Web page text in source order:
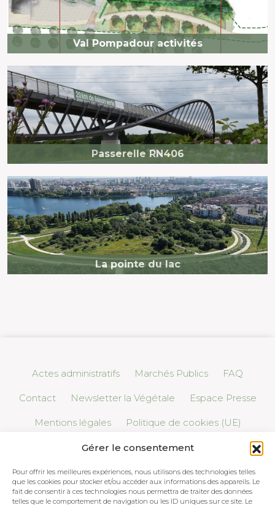
Gérer le consentement
Pour offrir les meilleures expériences, nous utilisons des technologies telles
que les cookies pour stocker et/ou accéder aux informations des appareils. Le
fait de consentir à ces technologies nous permettra de traiter des données
telles que le comportement de navigation ou les ID uniques sur ce site. Le
Val Pompadour activités
Passerelle RN406
La pointe du lac
Actes administratifs Marchés Publics FAQ
Contact Newsletter la Végétale Espace Presse
Mentions légales Politique de cookies (UE)